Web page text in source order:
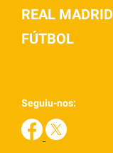
REAL MADRID
FÚTBOL
Seguiu-nos: